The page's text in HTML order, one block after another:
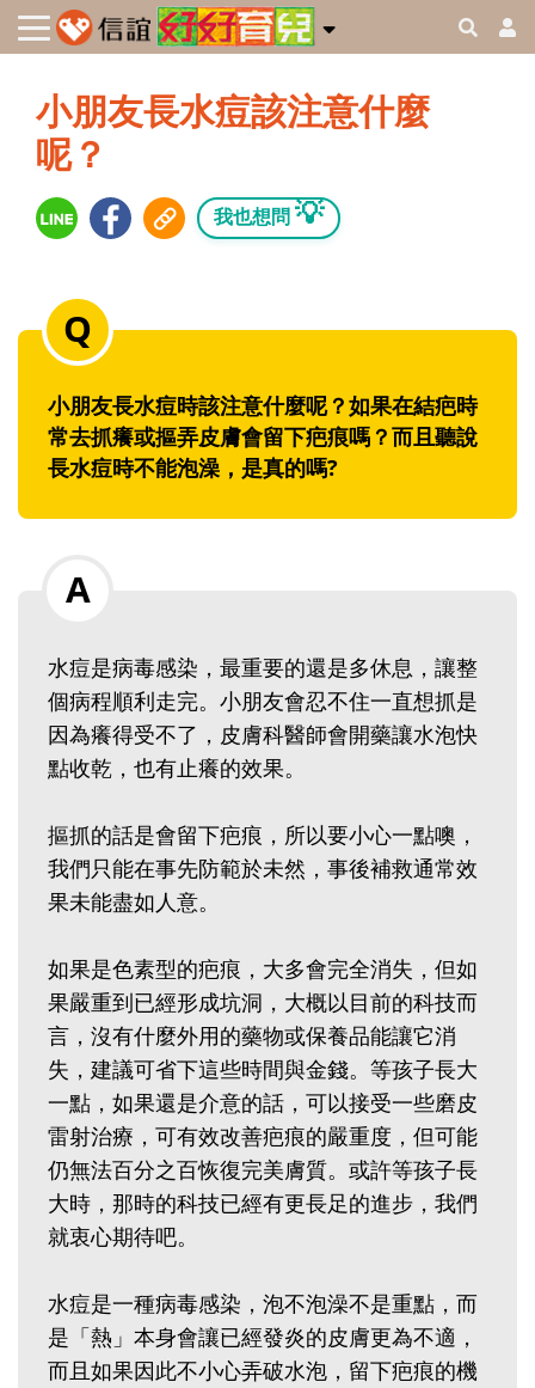
小朋友長水痘該注意什麼
呢？
我也想問 💡
小朋友長水痘時該注意什麼呢？如果在結疤時
常去抓癢或摳弄皮膚會留下疤痕嗎？而且聽說
長水痘時不能泡澡，是真的嗎?
水痘是病毒感染，最重要的還是多休息，讓整
個病程順利走完。小朋友會忍不住一直想抓是
因為癢得受不了，皮膚科醫師會開藥讓水泡快
點收乾，也有止癢的效果。
摳抓的話是會留下疤痕，所以要小心一點噢，
我們只能在事先防範於未然，事後補救通常效
果未能盡如人意。
如果是色素型的疤痕，大多會完全消失，但如
果嚴重到已經形成坑洞，大概以目前的科技而
言，沒有什麼外用的藥物或保養品能讓它消
失，建議可省下這些時間與金錢。等孩子長大
一點，如果還是介意的話，可以接受一些磨皮
雷射治療，可有效改善疤痕的嚴重度，但可能
仍無法百分之百恢復完美膚質。或許等孩子長
大時，那時的科技已經有更長足的進步，我們
就衷心期待吧。
水痘是一種病毒感染，泡不泡澡不是重點，而
是「熱」本身會讓已經發炎的皮膚更為不適，
而且如果因此不小心弄破水泡，留下疤痕的機